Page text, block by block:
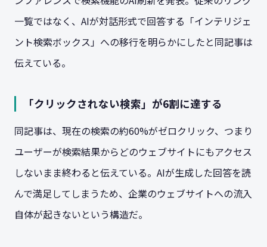
一覧ではなく、AIが対話形式で回答する「インテリジェ
ント検索ボックス」への移行を明らかにしたと同記事は
伝えている。
「クリックされない検索」が6割に達する
同記事は、現在の検索の約60%がゼロクリック、つまり
ユーザーが検索結果からどのウェブサイトにもアクセス
しないまま終わると伝えている。AIが生成した回答を読
んで満足してしまうため、企業のウェブサイトへの流入
自体が起きないという構造だ。